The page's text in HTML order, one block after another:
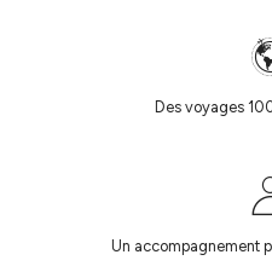
Des voyages
Un accompagnement